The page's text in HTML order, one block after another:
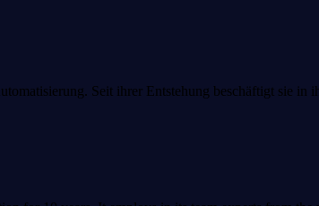
Seit ihrer Entstehung beschäftigt sie